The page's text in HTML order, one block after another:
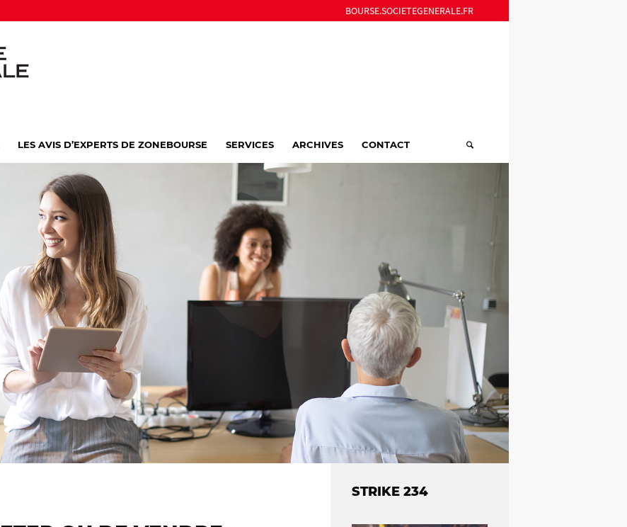
BOURSE.SOCIETEGENERALE.FR
LES AVIS D’EXPERTS DE ZONEBOURSE SERVICES ARCHIVES CONTACT
STRIKE 234